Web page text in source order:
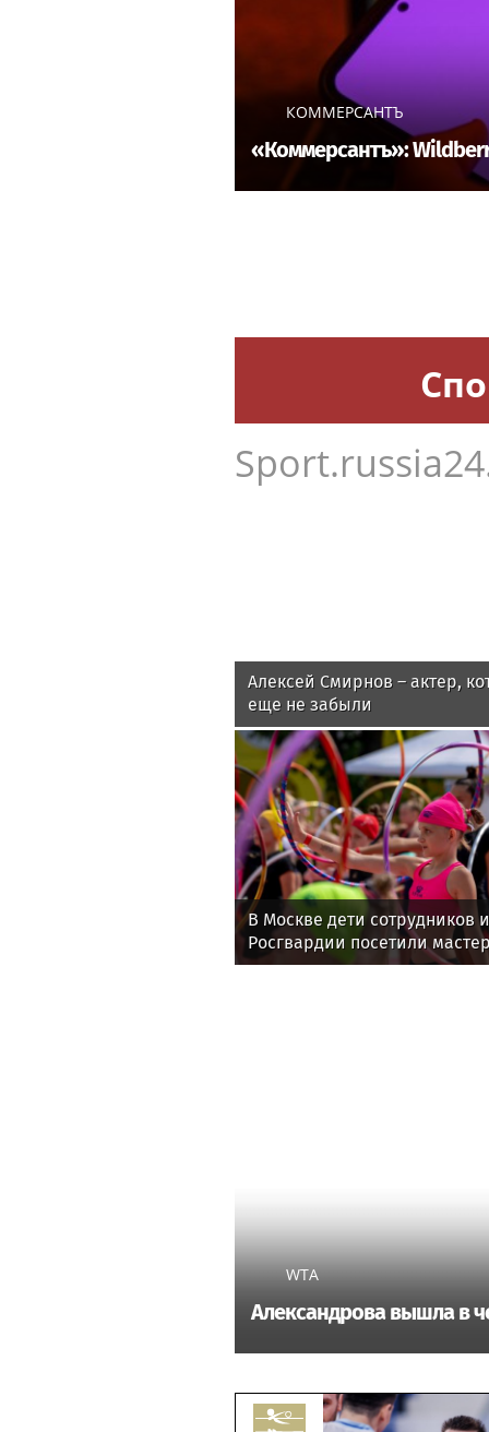
КОММЕРСАНТЪ
«Коммерсантъ»:
Алексей Смирнов – актер,
еще не забыли
В Москве дети сотрудников
Росгвардии посетили
художественной гимнастике
WTA
Александрова вышла в